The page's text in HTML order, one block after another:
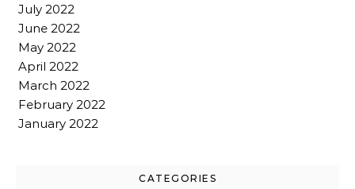
July 2022
June 2022
May 2022
April 2022
March 2022
February 2022
January 2022
CATEGORIES